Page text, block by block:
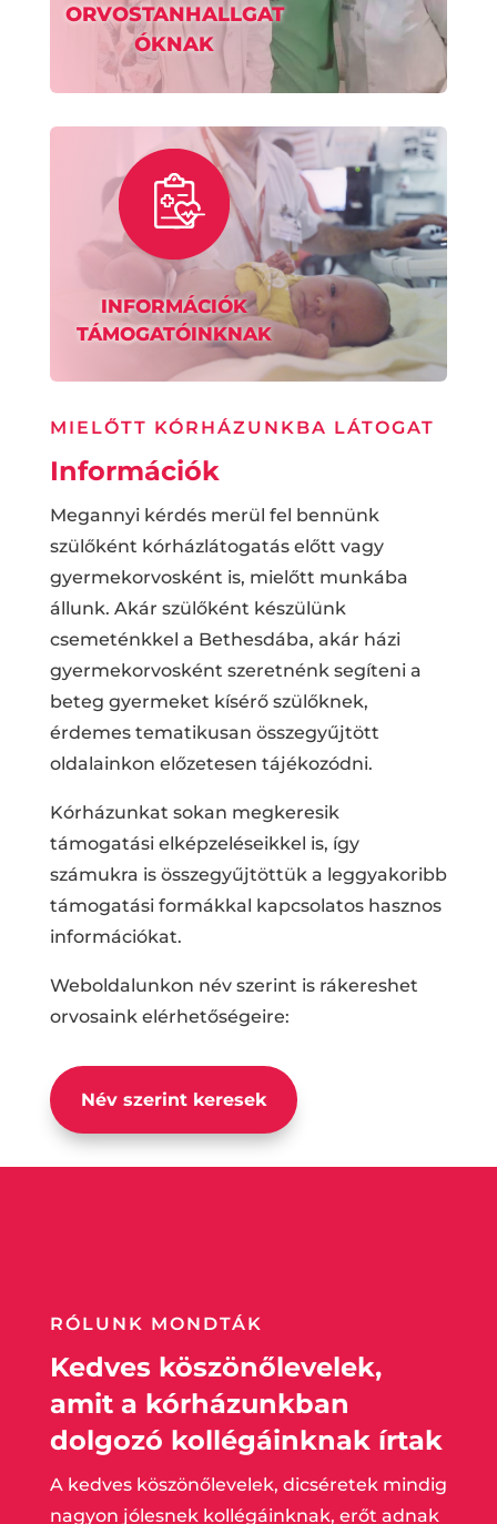
ORVOSTANHALLGAT
ÓKNAK
INFORMÁCIÓK
TÁMOGATÓINKNAK
MIELŐTT KÓRHÁZUNKBA LÁTOGAT
Információk
Megannyi kérdés merül fel bennünk
szülőként kórházlátogatás előtt vagy
gyermekorvosként is, mielőtt munkába
állunk. Akár szülőként készülünk
csemeténkkel a Bethesdába, akár házi
gyermekorvosként szeretnénk segíteni a
beteg gyermeket kísérő szülőknek,
érdemes tematikusan összegyűjtött
oldalainkon előzetesen tájékozódni.
Kórházunkat sokan megkeresik
támogatási elképzeléseikkel is, így
számukra is összegyűjtöttük a leggyakoribb
támogatási formákkal kapcsolatos hasznos
információkat.
Weboldalunkon név szerint is rákereshet
orvosaink elérhetőségeire:
Név szerint keresek
RÓLUNK MONDTÁK
Kedves köszönőlevelek,
amit a kórházunkban
dolgozó kollégáinknak írtak
A kedves köszönőlevelek, dicséretek mindig
nagyon jólesnek kollégáinknak, erőt adnak